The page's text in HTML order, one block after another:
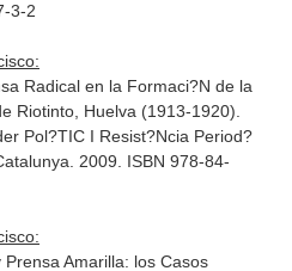
3-2
Radical en la Formaci?N de la
Riotinto, Huelva (1913-1920).
Pol?TIC I Resist?Ncia Period?
2009. ISBN 978-84-
Amarilla: los Casos